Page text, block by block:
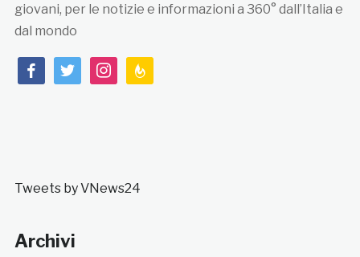
giovani, per le notizie e informazioni a 360° dall’Italia e
dal mondo
facebooktwitterinstagramfeedburner
Tweets by VNews24
Archivi